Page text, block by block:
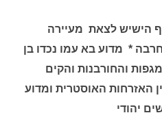
הישיש לצאת מעיירה
* מדוע בא עמו נכדו בן
והחורבנות והקים
האזרחות האוסטרית ומדוע
יהודי